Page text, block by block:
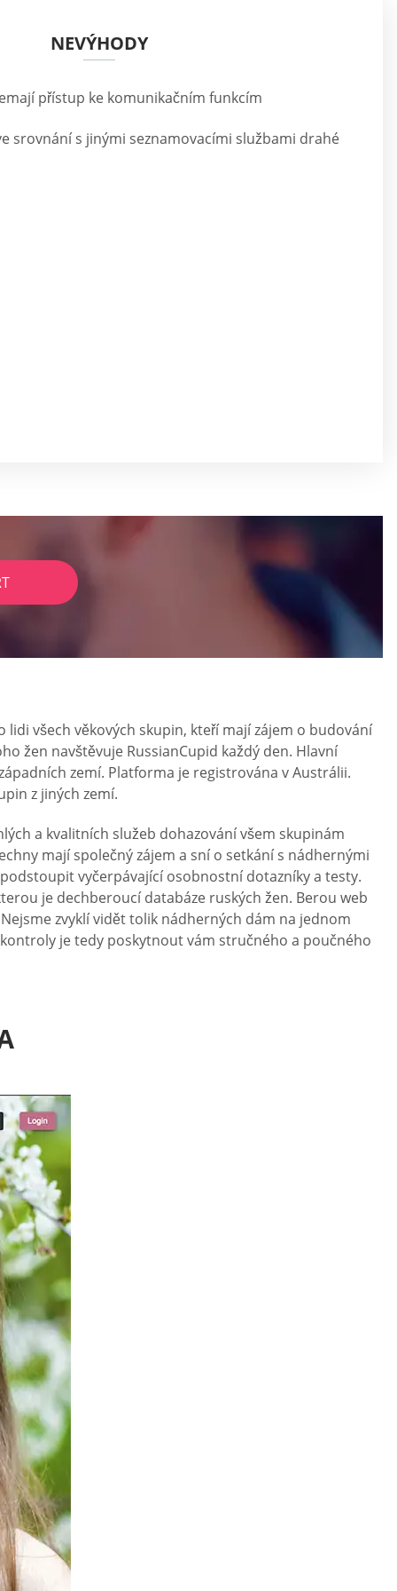
NEVÝHODY
přístup ke komunikačním funkcím
srovnání s jinými seznamovacími službami drahé
všech věkových skupin, kteří mají zájem o budování
žen navštěvuje RussianCupid každý den. Hlavní
zemí. Platforma je registrována v Austrálii.
z jiných zemí.
a kvalitních služeb dohazování všem skupinám
mají společný zájem a sní o setkání s nádhernými
vyčerpávající osobnostní dotazníky a testy.
je dechberoucí databáze ruských žen. Berou web
zvyklí vidět tolik nádherných dám na jednom
je tedy poskytnout vám stručného a poučného